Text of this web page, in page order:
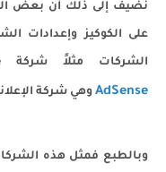
نضيف إلى ذلك أن بعض
على الكوكيز وإعدادات
الشركات مثلاً شركة Google وبرنامجها الإعلاني
AdSense وهي شركة
وبالطبع فمثل هذه